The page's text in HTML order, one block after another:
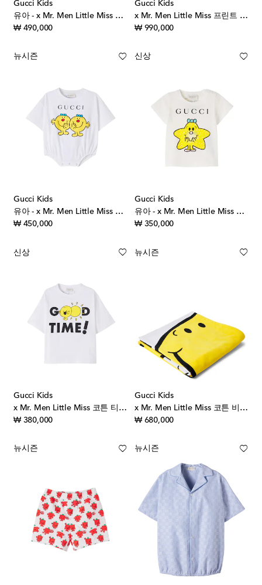
Gucci Kids
유아 - x Mr. Men Little Miss 코튼 스웨트셔츠
₩ 490,000original price
Gucci Kids
x Mr. Men Little Miss 프린트 코튼 셔츠
₩ 990,000original price
뉴시즌
Gucci Kids
유아 - x Mr. Men Little Miss 코튼 저지 바디수트
₩ 450,000original price
신상
Gucci Kids
유아 - x Mr. Men Little Miss 저지 티셔츠
₩ 350,000original price
신상
Gucci Kids
x Mr. Men Little Miss 코튼 티셔츠
₩ 380,000original price
뉴시즌
Gucci Kids
x Mr. Men Little Miss 코튼 비치 타월
₩ 680,000original price
뉴시즌 뉴시즌